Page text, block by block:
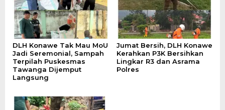
DLH Konawe Tak Mau MoU
Jadi Seremonial, Sampah
Terpilah Puskesmas
Tawanga Dijemput
Langsung
Jumat Bersih, DLH Konawe
Kerahkan P3K Bersihkan
Lingkar R3 dan Asrama
Polres